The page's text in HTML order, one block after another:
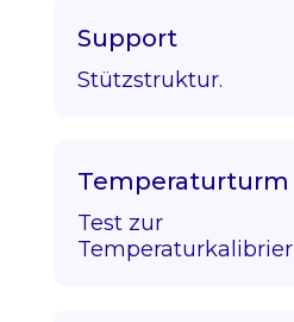
Support
Stützstruktur.
Temperaturturm
Test zur